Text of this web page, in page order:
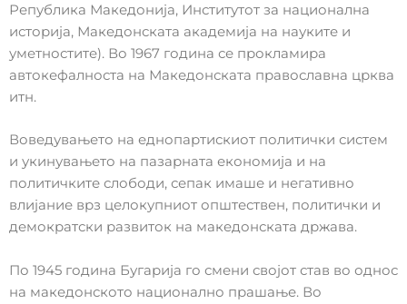
Република Македонија, Институтот за национална
историја, Македонската академија на науките и
уметностите). Во 1967 година се прокламира
автокефалноста на Македонската православна црква
итн.
Воведувањето на еднопартискиот политички систем
и укинувањето на пазарната економија и на
политичките слободи, сепак имаше и негативно
влијание врз целокупниот општествен, политички и
демократски развиток на македонската држава.
По 1945 година Бугарија го смени својот став во однос
на македонското национално прашање. Во